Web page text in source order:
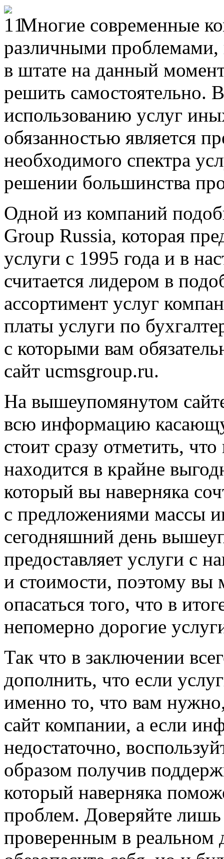
Многие современные
различными
в штате на данный
решить самостоятельно.
использованию услуг
обязанностью является
необходимого спектра
решении большинства
Одной из компаний
Group Russia, которая
услуги с 1995 года и в
считается лидером в
ассортимент услуг
платы услуги по
с которыми вам
сайт ucmsgroup.ru.
На вышеупомянутом
всю информацию
стоит сразу отметить,
находится в крайне
который вы наверняка
с предложениями массы
сегодняшний день
предоставляет услуги с
и стоимости, поэтому вы
опасаться того, что в
непомерно дорогие
Так что в заключении
дополнить, что если
именно то, что вам нужно,
сайт компании, а если
недостаточно,
образом получив
который наверняка
проблем. Доверяйте
проверенным в реальном